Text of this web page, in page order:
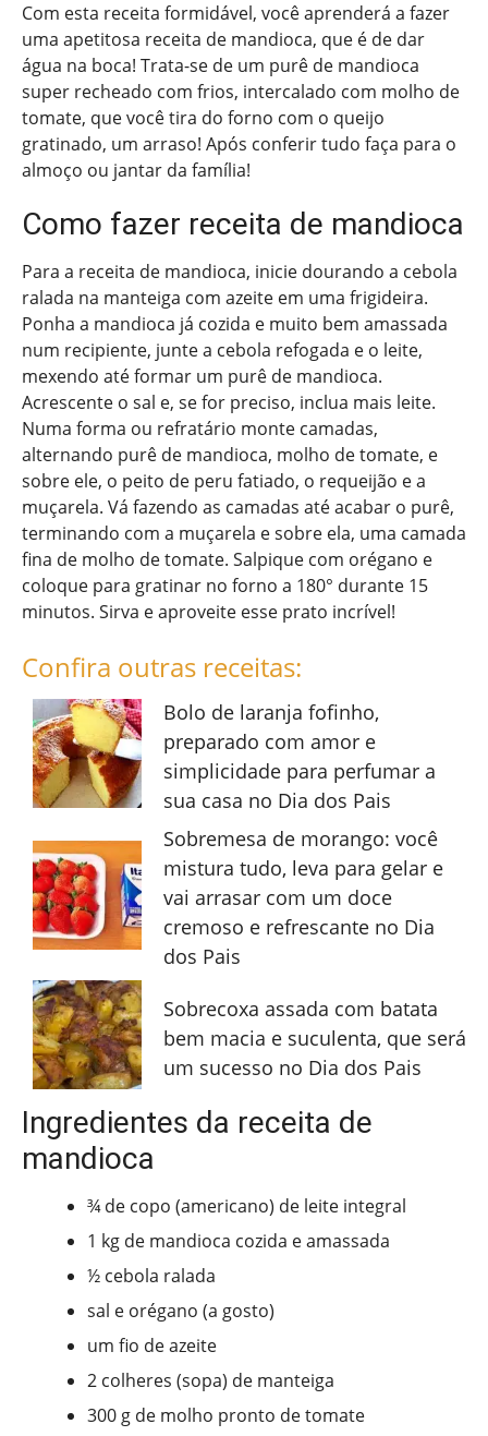
Com esta receita formidável, você aprenderá a fazer
uma apetitosa receita de mandioca, que é de dar
água na boca! Trata-se de um purê de mandioca
super recheado com frios, intercalado com molho de
tomate, que você tira do forno com o queijo
gratinado, um arraso! Após conferir tudo faça para o
almoço ou jantar da família!
Como fazer receita de mandioca
Para a receita de mandioca, inicie dourando a cebola
ralada na manteiga com azeite em uma frigideira.
Ponha a mandioca já cozida e muito bem amassada
num recipiente, junte a cebola refogada e o leite,
mexendo até formar um purê de mandioca.
Acrescente o sal e, se for preciso, inclua mais leite.
Numa forma ou refratário monte camadas,
alternando purê de mandioca, molho de tomate, e
sobre ele, o peito de peru fatiado, o requeijão e a
muçarela. Vá fazendo as camadas até acabar o purê,
terminando com a muçarela e sobre ela, uma camada
fina de molho de tomate. Salpique com orégano e
coloque para gratinar no forno a 180° durante 15
minutos. Sirva e aproveite esse prato incrível!
Confira outras receitas:
Bolo de laranja fofinho,
preparado com amor e
simplicidade para perfumar a
sua casa no Dia dos Pais
Sobremesa de morango: você
mistura tudo, leva para gelar e
vai arrasar com um doce
cremoso e refrescante no Dia
dos Pais
Sobrecoxa assada com batata
bem macia e suculenta, que será
um sucesso no Dia dos Pais
Ingredientes da receita de
mandioca
¾ de copo (americano) de leite integral
1 kg de mandioca cozida e amassada
½ cebola ralada
sal e orégano (a gosto)
um fio de azeite
2 colheres (sopa) de manteiga
300 g de molho pronto de tomate